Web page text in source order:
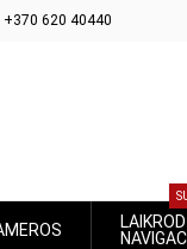
+370 620 40440